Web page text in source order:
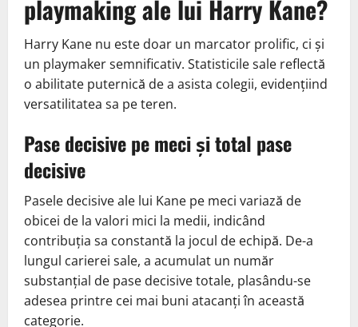
playmaking ale lui Harry Kane?
Harry Kane nu este doar un marcator prolific, ci și
un playmaker semnificativ. Statisticile sale reflectă
o abilitate puternică de a asista colegii, evidențiind
versatilitatea sa pe teren.
Pase decisive pe meci și total pase
decisive
Pasele decisive ale lui Kane pe meci variază de
obicei de la valori mici la medii, indicând
contribuția sa constantă la jocul de echipă. De-a
lungul carierei sale, a acumulat un număr
substanțial de pase decisive totale, plasându-se
adesea printre cei mai buni atacanți în această
categorie.